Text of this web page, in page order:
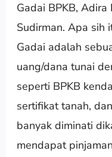
Gadai BPKB,
Sudirman. Apa sih
Gadai adalah
uang/dana tunai
seperti BPKB
sertifikat tanah,
banyak diminati
mendapat
Cabang
Tegal-
Jend.
Sudirman